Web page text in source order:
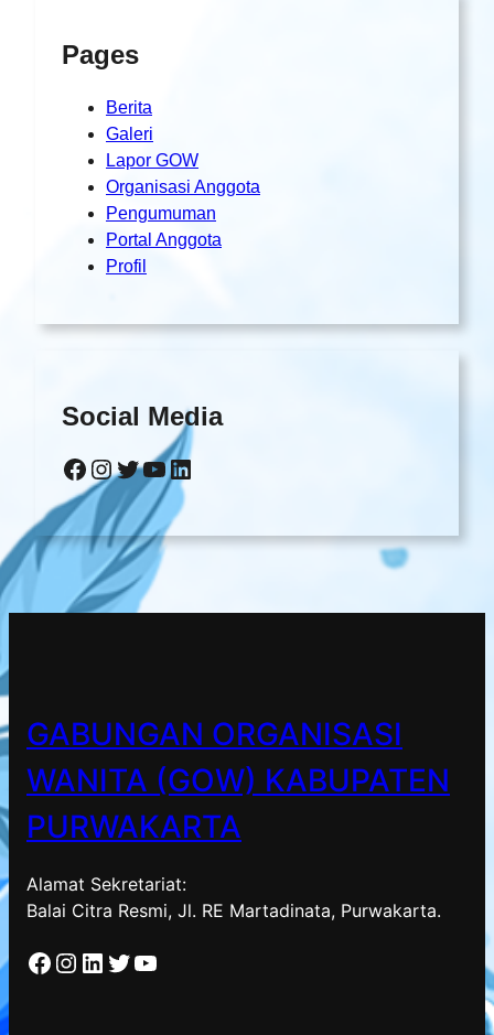
Pages
Berita
Galeri
Lapor GOW
Organisasi Anggota
Pengumuman
Portal Anggota
Profil
Social Media
Facebook InstagramTwitter YouTube LinkedIn
GABUNGAN ORGANISASI
WANITA (GOW) KABUPATEN
PURWAKARTA
Alamat Sekretariat:
Balai Citra Resmi, Jl. RE Martadinata, Purwakarta.
Facebook Instagram LinkedIn Twitter YouTube